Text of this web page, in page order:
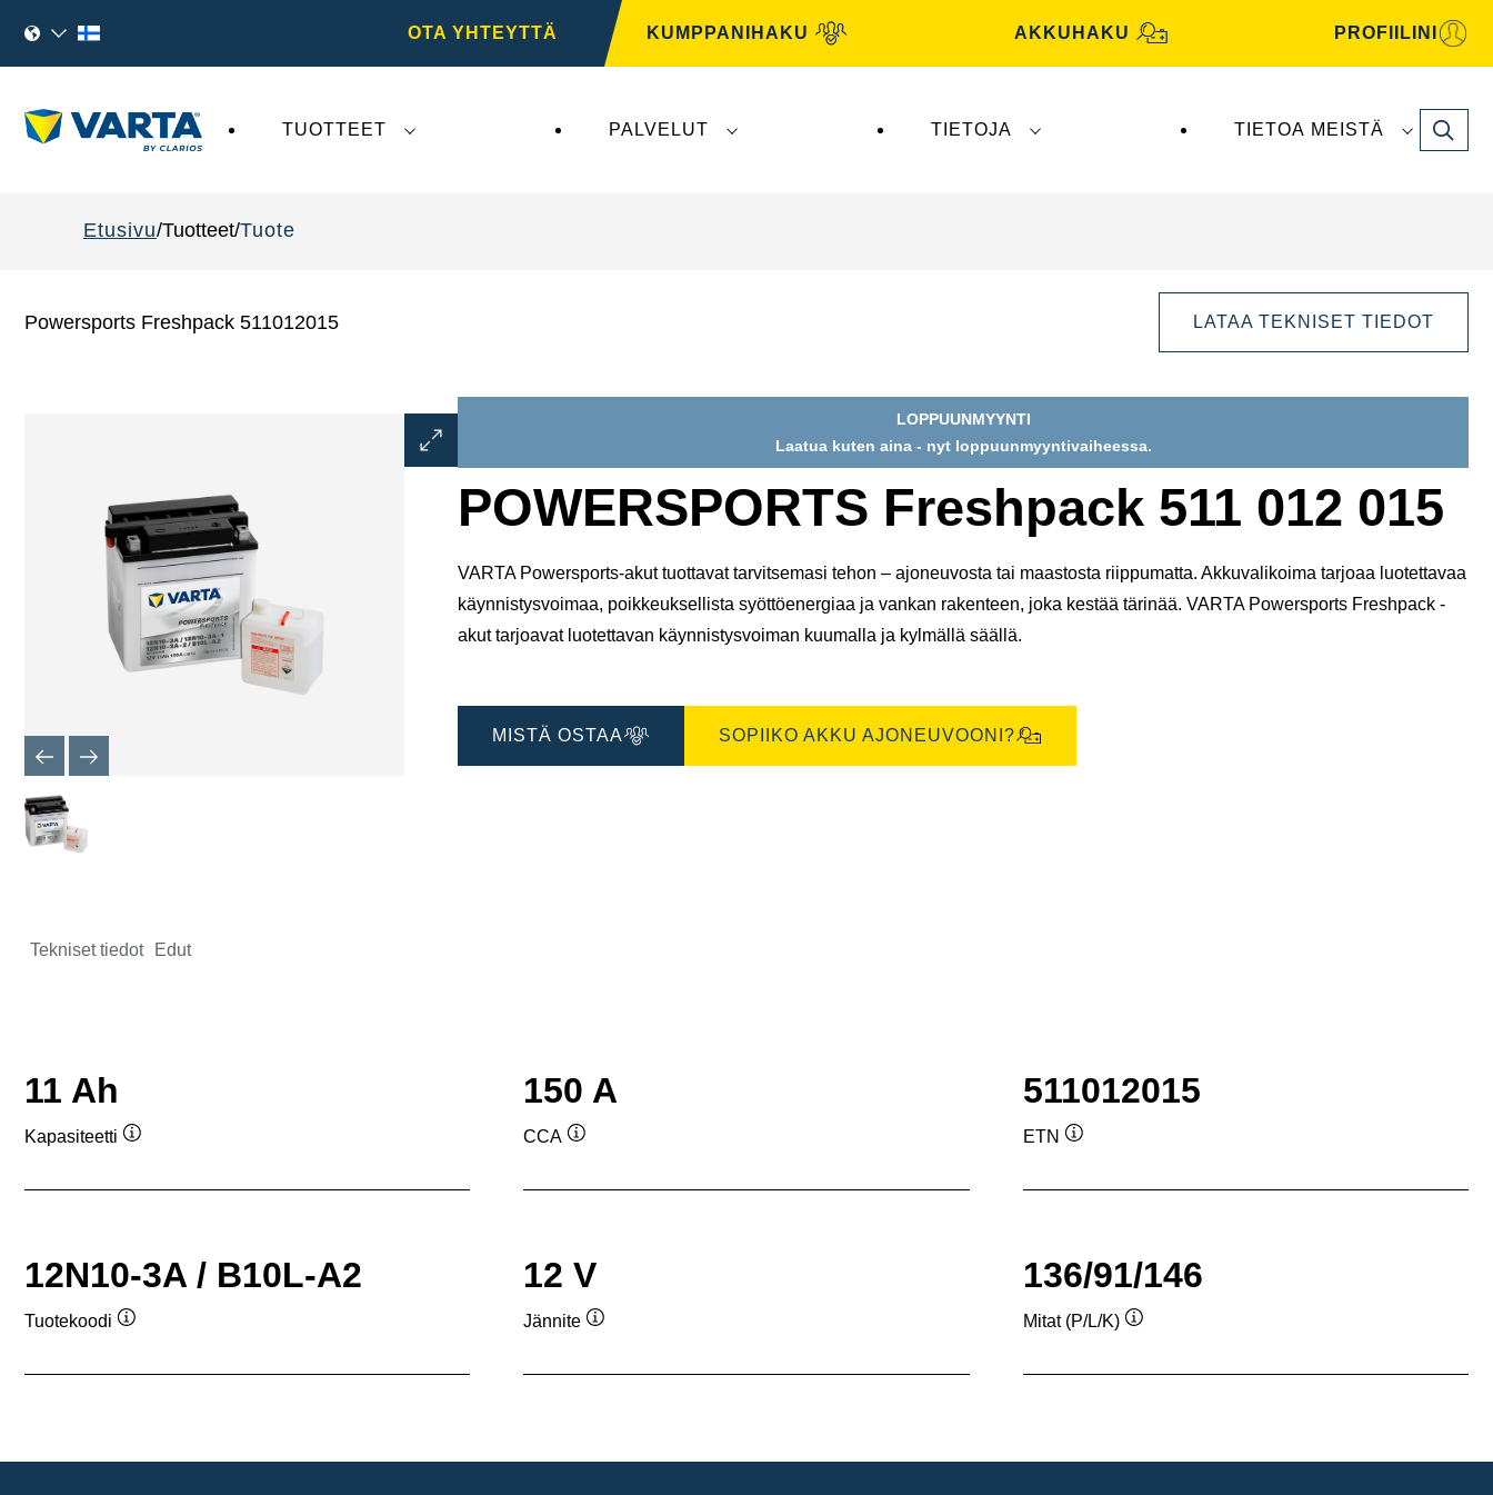
OTA YHTEYTTÄ KUMPPANIHAKU AKKUHAKU PROFIILINI
TUOTTEET PALVELUT TIETOJA TIETOA MEISTÄ Search
Etusivu Tuotteet Tuote
Powersports Freshpack 511012015 LATAA TEKNISET TIEDOT
Avaa
kuvaikkuna
LOPPUUNMYYNTI
Laatua kuten aina - nyt loppuunmyyntivaiheessa.
POWERSPORTS Freshpack 511 012 015
VARTA Powersports-akut tuottavat tarvitsemasi tehon – ajoneuvosta tai maastosta riippumatta. Akkuvalikoima tarjoaa luotettavaa
käynnistysvoimaa, poikkeuksellista syöttöenergiaa ja vankan rakenteen, joka kestää tärinää. VARTA Powersports Freshpack -
akut tarjoavat luotettavan käynnistysvoiman kuumalla ja kylmällä säällä.
MISTÄ OSTAA SOPIIKO AKKU AJONEUVOONI?
Tekniset tiedot Edut
11 Ah
Kapasiteetti
150 A
CCA
511012015
ETN
12N10-3A / B10L-A2
Tuotekoodi
12 V
Jännite
136/91/146
Mitat (P/L/K)